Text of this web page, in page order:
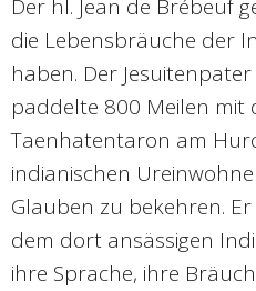
Der hl. Jean de Brébeuf
die Lebensbräuche der
haben. Der
paddelte 800 Meilen mit
Taenhatentaron am
indianischen
Glauben zu bekehren.
dem dort ansässigen
ihre Sprache, ihre